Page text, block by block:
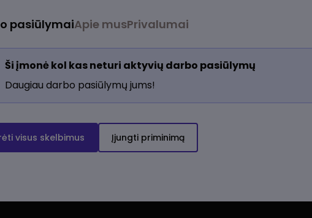
pasiūlymaiApie musPrivalumai
Ši įmonė kol kas neturi aktyvių darbo pasiūlymų
Daugiau darbo pasiūlymų jums!
visus skelbimus Įjungti priminimą